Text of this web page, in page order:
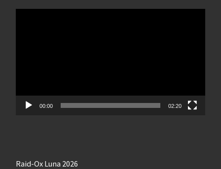
00:00 02:20
Raid-Ox Luna 2026